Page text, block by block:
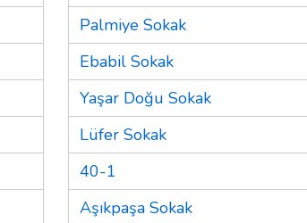
Palmiye Sokak
Ebabil Sokak
Yaşar Doğu Sokak
Lüfer Sokak
40-1
Aşıkpaşa Sokak